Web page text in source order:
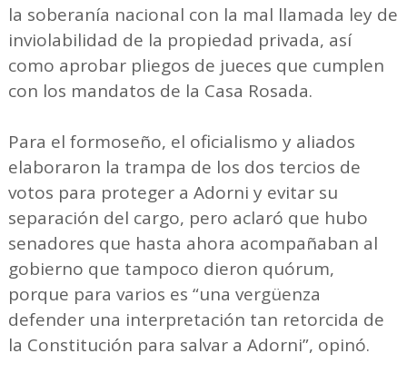
la soberanía nacional con la mal llamada ley de
inviolabilidad de la propiedad privada, así
como aprobar pliegos de jueces que cumplen
con los mandatos de la Casa Rosada.
Para el formoseño, el oficialismo y aliados
elaboraron la trampa de los dos tercios de
votos para proteger a Adorni y evitar su
separación del cargo, pero aclaró que hubo
senadores que hasta ahora acompañaban al
gobierno que tampoco dieron quórum,
porque para varios es “una vergüenza
defender una interpretación tan retorcida de
la Constitución para salvar a Adorni”, opinó.